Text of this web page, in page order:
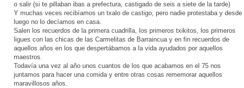
o salir (si te pillaban ibas a prefectura, castigado de seis a siete de la tarde)
Y muchas veces recibíamos un txalo de castigo, pero nadie protestaba y desde
luego no lo decíamos en casa.
Salen los recuerdos de la primera cuadrilla, los primeros txikitos, los primeros
ligues con las chicas de las Carmelitas de Barraincua y en fin recuerdos de
aquellos años en los que despertábamos a la vida ayudados por aquellos
maestros.
Todavía una vez al año unos cuantos de los que acabamos en el 75 nos
juntamos para hacer una comida y entre otras cosas rememorar aquellos
maravillosos años.